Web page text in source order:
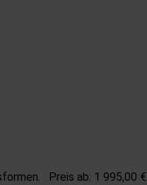
Preis ab: 1 995,00 €